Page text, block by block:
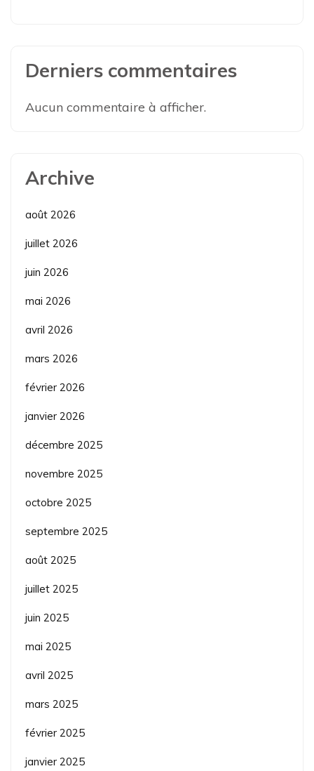
Derniers commentaires
Aucun commentaire à afficher.
Archive
août 2026
juillet 2026
juin 2026
mai 2026
avril 2026
mars 2026
février 2026
janvier 2026
décembre 2025
novembre 2025
octobre 2025
septembre 2025
août 2025
juillet 2025
juin 2025
mai 2025
avril 2025
mars 2025
février 2025
janvier 2025